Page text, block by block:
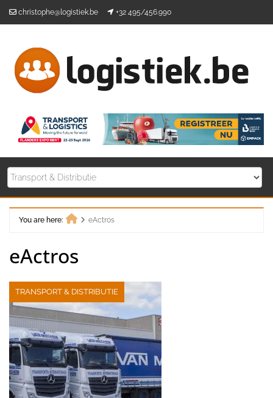
christophe@logistiek.be +32 495/456.990
You are here:
eActros
eActros
TRANSPORT & DISTRIBUTIE